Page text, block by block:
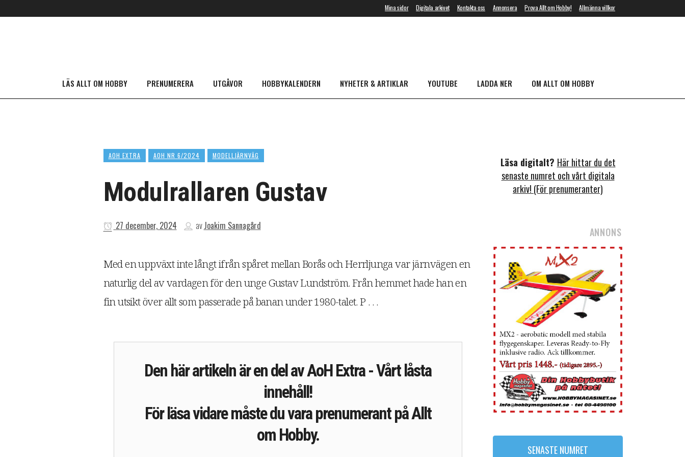
Mina sidor Digitala arkivet Kontakta oss Annonsera Prova Allt om Hobby! Allmänna villkor
LÄS ALLT OM HOBBY PRENUMERERA UTGÅVOR HOBBYKALENDERN NYHETER & ARTIKLAR YOUTUBE LADDA NER OM ALLT OM HOBBY
AOH EXTRA AOH NR 6/2024 MODELLJÄRNVÄG
Modulrallaren Gustav
27 december, 2024 avJoakim Sannagård
Med en uppväxt inte långt ifrån spåret mellan Borås och Herrljunga var järnvägen en
naturlig del av vardagen för den unge Gustav Lundström. Från hemmet hade han en
fin utsikt över allt som passerade på banan under 1980-talet. P . . .
Den här artikeln är en del av AoH Extra - Vårt låsta
innehåll!
För läsa vidare måste du vara prenumerant på Allt
om Hobby.
Läsa digitalt? Här hittar du det
senaste numret och vårt digitala
arkiv! (För prenumeranter)
ANNONS
SENASTE NUMRET